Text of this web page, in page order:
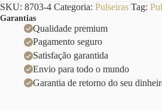
SKU: 8703-4 Categoria: Pulseiras Tag:
Garantias
Qualidade premium
Pagamento seguro
Satisfação garantida
Envio para todo o mundo
Garantia de retorno do seu